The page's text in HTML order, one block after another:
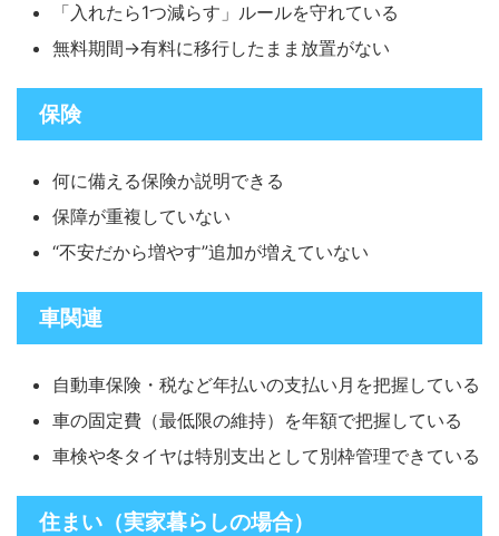
「入れたら1つ減らす」ルールを守れている
無料期間→有料に移行したまま放置がない
保険
何に備える保険か説明できる
保障が重複していない
“不安だから増やす”追加が増えていない
車関連
自動車保険・税など年払いの支払い月を把握している
車の固定費（最低限の維持）を年額で把握している
車検や冬タイヤは特別支出として別枠管理できている
住まい（実家暮らしの場合）